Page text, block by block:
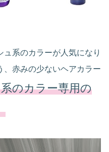
系のカラーが人気になり
、赤みの少ないヘアカラー
のカラー専用の